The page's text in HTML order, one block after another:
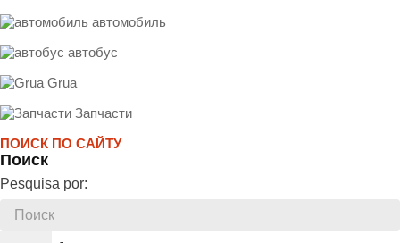
автомобиль
автобус
Grua
Запчасти
ПОИСК ПО САЙТУ
Поиск
Pesquisa por: